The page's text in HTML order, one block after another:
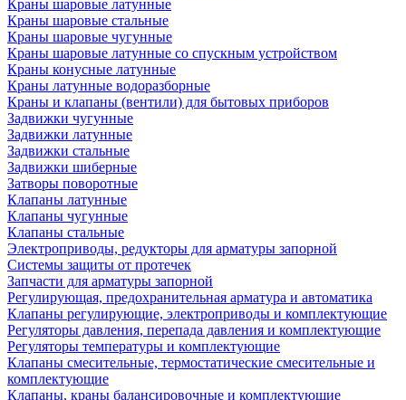
Краны шаровые латунные
Краны шаровые стальные
Краны шаровые чугунные
Краны шаровые латунные со спускным устройством
Краны конусные латунные
Краны латунные водоразборные
Краны и клапаны (вентили) для бытовых приборов
Задвижки чугунные
Задвижки латунные
Задвижки стальные
Задвижки шиберные
Затворы поворотные
Клапаны латунные
Клапаны чугунные
Клапаны стальные
Электроприводы, редукторы для арматуры запорной
Системы защиты от протечек
Запчасти для арматуры запорной
Регулирующая, предохранительная арматура и автоматика
Клапаны регулирующие, электроприводы и комплектующие
Регуляторы давления, перепада давления и комплектующие
Регуляторы температуры и комплектующие
Клапаны смесительные, термостатические смесительные и
комплектующие
Клапаны, краны балансировочные и комплектующие